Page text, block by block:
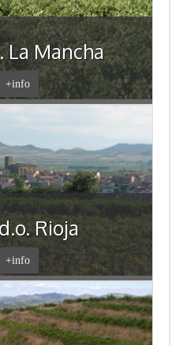
La Mancha
+info
Rioja
+info